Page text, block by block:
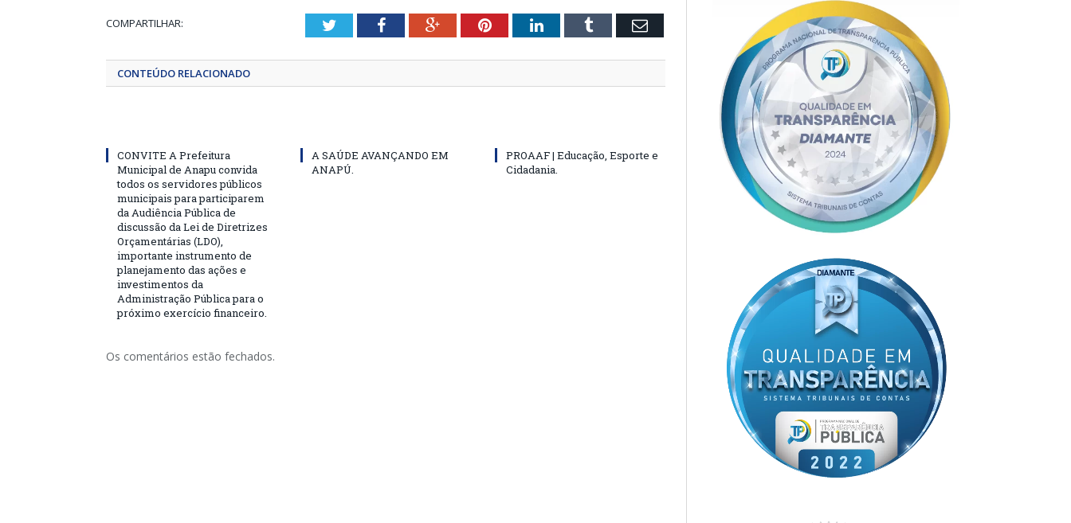
COMPARTILHAR: TwitterFacebookGoogle+PinterestLinkedInTumblr Email
CONTEÚDO RELACIONADO
CONVITE A Prefeitura
Municipal de Anapu convida
todos os servidores públicos
municipais para participarem
da Audiência Pública de
discussão da Lei de Diretrizes
Orçamentárias (LDO),
importante instrumento de
planejamento das ações e
investimentos da
Administração Pública para o
próximo exercício financeiro.
A SAÚDE AVANÇANDO EM
ANAPÚ.
PROAAF | Educação, Esporte e
Cidadania.
Os comentários estão fechados.